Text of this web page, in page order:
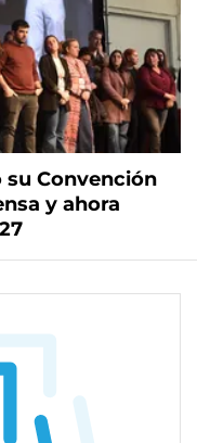
su Convención
y ahora